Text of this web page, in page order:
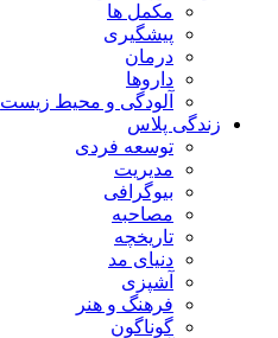
مکمل ها
پیشگیری
درمان
داروها
آلودگی و محیط زیست
زندگی پلاس
توسعه فردی
مدیریت
بیوگرافی
مصاحبه
تاریخچه
دنیای مد
آشپزی
فرهنگ و هنر
گوناگون